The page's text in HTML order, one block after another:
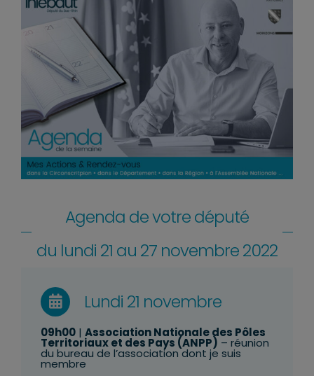
Agenda de votre député
du lundi 21 au 27 novembre 2022
Lundi 21 novembre
09h00| Association Nationale des Pôles
Territoriaux et des Pays (ANPP) – réunion
du bureau de l’association dont je suis
membre